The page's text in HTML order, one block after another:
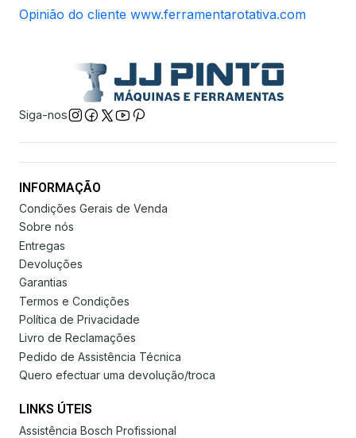
Opinião do cliente www.ferramentarotativa.com
Siga-nos
INFORMAÇÃO
Condições Gerais de Venda
Sobre nós
Entregas
Devoluções
Garantias
Termos e Condições
Política de Privacidade
Livro de Reclamações
Pedido de Assistência Técnica
Quero efectuar uma devolução/troca
LINKS ÚTEIS
Assistência Bosch Profissional